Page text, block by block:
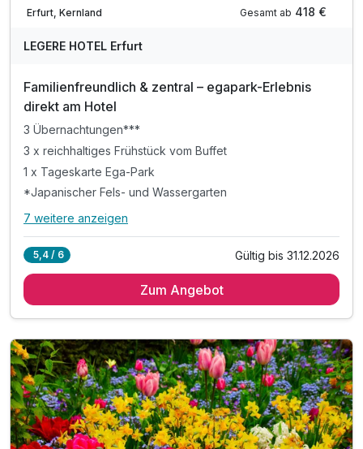
Erfurt, Kernland
Gesamt ab 418 €
LEGERE HOTEL Erfurt
Familienfreundlich & zentral – egapark-Erlebnis
direkt am Hotel
3 Übernachtungen***
3 x reichhaltiges Frühstück vom Buffet
1 x Tageskarte Ega-Park
*Japanischer Fels- und Wassergarten
Alle Inklusivleistungen
3 x reichhaltiges Frühstück vom Buffet
*Deutsches Gartenbaumuseum
*Gärtnerreich mit 29 Spielgeräten für Kinder
*Skulpturengarten mit Plastiken namhafter Künstler
*Rosengarten
1 x Begrüßungsgetränk
7 weitere anzeigen
5,4 / 6 Gültig bis 31.12.2026
Zum Angebot